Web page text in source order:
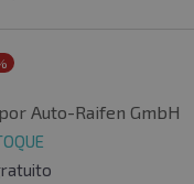
por Auto-Raifen GmbH